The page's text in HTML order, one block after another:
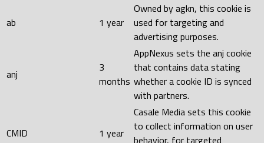
ab 1 year
Owned by agkn, this cookie is
used for targeting and
advertising purposes.
anj
3
months
AppNexus sets the anj cookie
that contains data stating
whether a cookie ID is synced
with partners.
CMID 1 year
Casale Media sets this cookie
to collect information on user
behavior, for targeted